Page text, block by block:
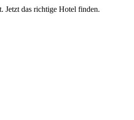
Jetzt das richtige Hotel finden.